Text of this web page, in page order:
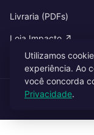
Livraria (PDFs)
Loja Impacto ↗
© 2026 Impacto
Utilizamos
experiência. Ao
você concorda
Privacidade.